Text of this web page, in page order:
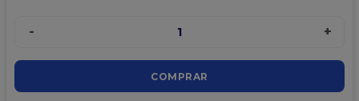
- 1 +
COMPRAR